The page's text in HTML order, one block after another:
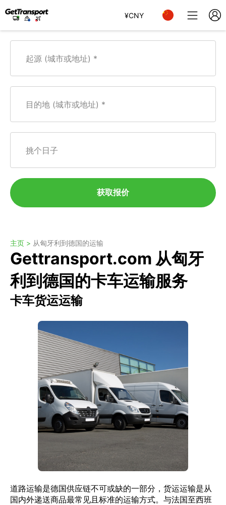
¥CNY
起源 (城市或地址)
目的地 (城市或地址)
挑个日子
获取报价
主页 > 从匈牙利到德国的运输
Gettransport.com 从匈牙
利到德国的卡车运输服务
卡车货运运输
道路运输是德国供应链不可或缺的一部分，货运运输是从
国内外递送商品最常见且标准的运输方式。与法国至西班